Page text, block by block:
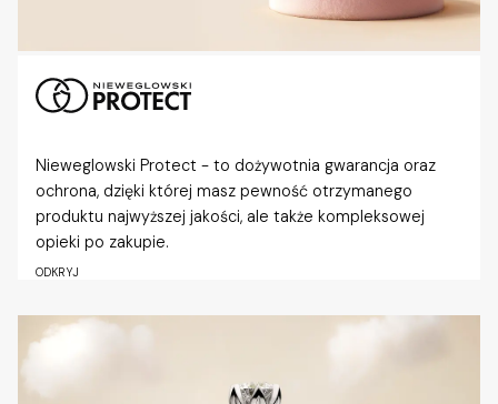
Nieweglowski Protect - to dożywotnia gwarancja oraz
ochrona, dzięki której masz pewność otrzymanego
produktu najwyższej jakości, ale także kompleksowej
opieki po zakupie.
ODKRYJ